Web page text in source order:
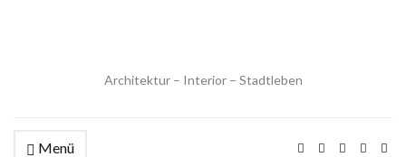
Architektur – Interior – Stadtleben
Menü